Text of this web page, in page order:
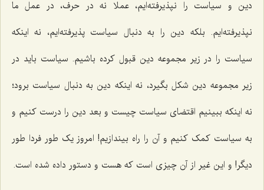
دین و سیاست را نپذیرفته‌ایم، عملا نه در حرف، در عمل ما
نپذیرفته‌ایم. بلکه دین را به دنبال سیاست پذیرفته‌ایم، نه اینکه
سیاست را در زیر مجموعه دین قبول کرده باشیم. سیاست باید در
زیر مجموعه دین شکل بگیرد، نه اینکه دین به دنبال سیاست برود؛
نه اینکه ببینیم اقتضای سیاست چیست و بعد دین را درست کنیم و
به سیاست کمک کنیم و آن را راه بیندازیم! امروز یک طور فردا طور
دیگر! و این غیر از آن چیزی است که هست و دستور داده شده است.